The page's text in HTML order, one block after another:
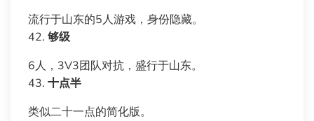
流行于山东的5人游戏，身份隐藏。
42. 够级
6人，3V3团队对抗，盛行于山东。
43. 十点半
类似二十一点的简化版。